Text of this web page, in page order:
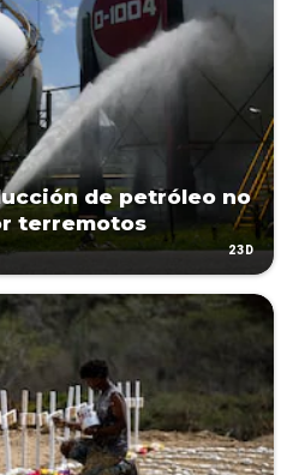
de petróleo no
terremotos
23D